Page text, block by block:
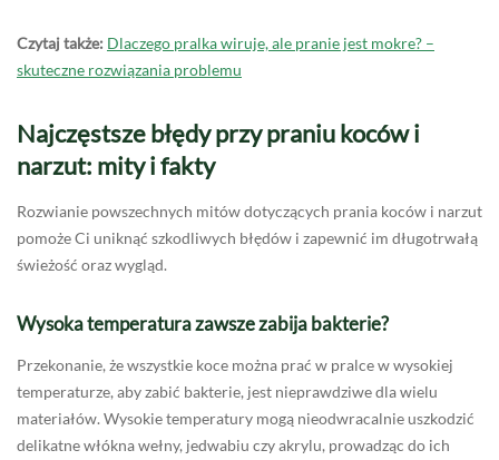
Czytaj także: Dlaczego pralka wiruje, ale pranie jest mokre? –
skuteczne rozwiązania problemu
Najczęstsze błędy przy praniu koców i
narzut: mity i fakty
Rozwianie powszechnych mitów dotyczących prania koców i narzut
pomoże Ci uniknąć szkodliwych błędów i zapewnić im długotrwałą
świeżość oraz wygląd.
Wysoka temperatura zawsze zabija bakterie?
Przekonanie, że wszystkie koce można prać w pralce w wysokiej
temperaturze, aby zabić bakterie, jest nieprawdziwe dla wielu
materiałów. Wysokie temperatury mogą nieodwracalnie uszkodzić
delikatne włókna wełny, jedwabiu czy akrylu, prowadząc do ich